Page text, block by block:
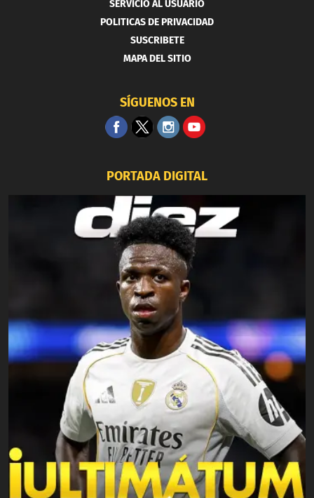
SERVICIO AL USUARIO
POLITICAS DE PRIVACIDAD
SUSCRIBETE
MAPA DEL SITIO
SÍGUENOS EN
PORTADA DIGITAL